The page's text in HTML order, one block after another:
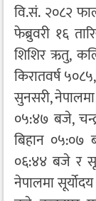
वि.सं. २०८२
फेब्रुवरी १६
शिशिर ऋतु,
किरातवर्ष
सुनसरी,
०५:४७ बजे,
बिहान ०५:०७
०६:४४ बजे र
नेपालमा